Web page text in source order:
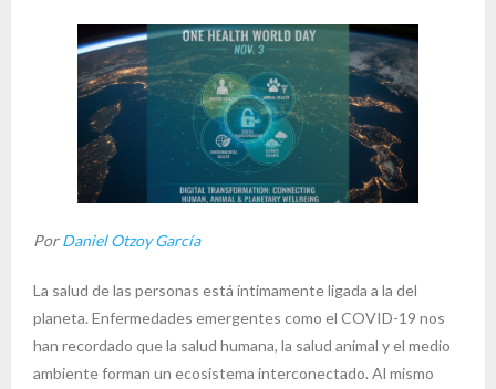
PorDaniel Otzoy García
La salud de las personas está íntimamente ligada a la del
planeta. Enfermedades emergentes como el COVID-19 nos
han recordado que la salud humana, la salud animal y el medio
ambiente forman un ecosistema interconectado. Al mismo